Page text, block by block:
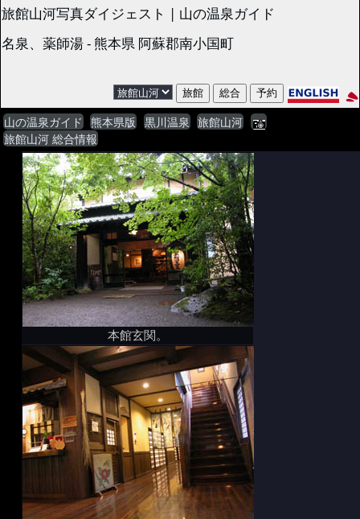
旅館山河写真ダイジェスト | 山の温泉ガイド
名泉、薬師湯 - 熊本県 阿蘇郡南小国町
山の温泉ガイド 熊本県版 黒川温泉
旅館山河
旅館山河 総合情報
本館玄関。